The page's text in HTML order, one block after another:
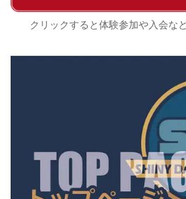
クリックすると体験参加や入会な